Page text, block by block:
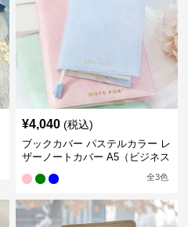
¥4,040 (税込)
ブックカバー パステルカラー レ
ザーノートカバー A5（ビジネス
全3色